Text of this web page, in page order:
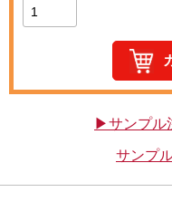
▶サンプル
サンプ